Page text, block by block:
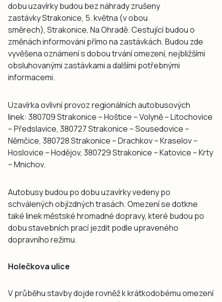
dobu uzavírky budou bez náhrady zrušeny
zastávky Strakonice, 5. května (v obou
směrech), Strakonice, Na Ohradě. Cestující budou o
změnách informováni přímo na zastávkách. Budou zde
vyvěšena oznámení s dobou trvání omezení, nejbližšími
obsluhovanými zastávkami a dalšími potřebnými
informacemi.
Uzavírka ovlivní provoz regionálních autobusových
linek: 380709 Strakonice – Hoštice – Volyně – Litochovice
– Předslavice, 380727 Strakonice – Sousedovice –
Němčice, 380728 Strakonice – Drachkov – Kraselov –
Hoslovice – Hodějov, 380729 Strakonice – Katovice – Krty
– Mnichov.
Autobusy budou po dobu uzavírky vedeny po
schválených objízdných trasách. Omezení se dotkne
také linek městské hromadné dopravy, které budou po
dobu stavebních prací jezdit podle upraveného
dopravního režimu.
Holečkova ulice
V průběhu stavby dojde rovněž k krátkodobému omezení